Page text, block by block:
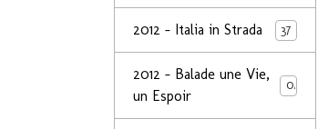
2012 - Italia in Strada 37
2012 - Balade une Vie,
un Espoir
0